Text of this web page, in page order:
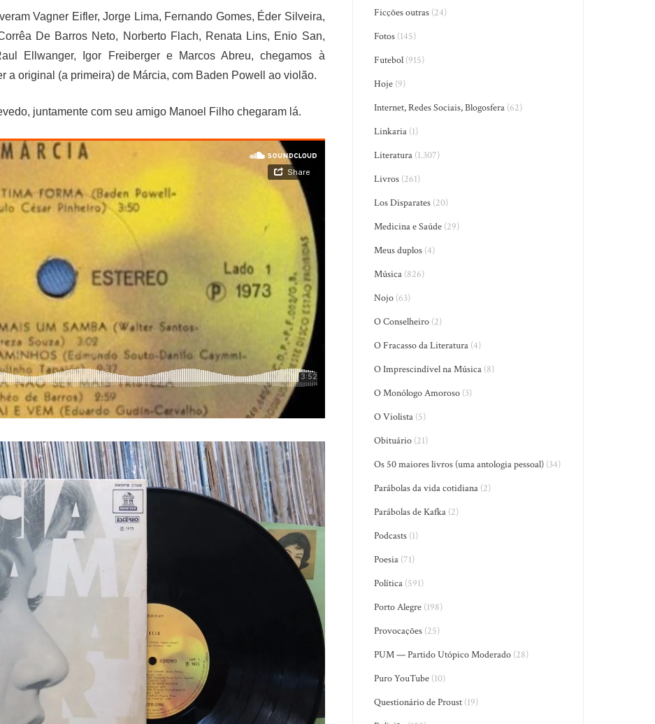
Vagner Eifler, Jorge Lima, Fernando Gomes, Éder Silveira,
De Barros Neto, Norberto Flach, Renata Lins, Enio San,
Ellwanger, Igor Freiberger e Marcos Abreu, chegamos à
a original (a primeira) de Márcia, com Baden Powell ao violão.
juntamente com seu amigo Manoel Filho chegaram lá.
Ficções outras (24)
Fotos (145)
Futebol (915)
Hoje (9)
Internet, Redes Sociais, Blogosfera (62)
Linkaria (1)
Literatura (1.307)
Livros (261)
Los Disparates (20)
Medicina e Saúde (29)
Meus duplos (4)
Música (826)
Nojo (63)
O Conselheiro (2)
O Fracasso da Literatura (4)
O Imprescindível na Música (8)
O Monólogo Amoroso (3)
O Violista (5)
Obituário (21)
Os 50 maiores livros (uma antologia pessoal) (34)
Parábolas da vida cotidiana (2)
Parábolas de Kafka (2)
Podcasts (1)
Poesia (71)
Política (591)
Porto Alegre (198)
Provocações (25)
PUM — Partido Utópico Moderado (28)
Puro YouTube (10)
Questionário de Proust (19)